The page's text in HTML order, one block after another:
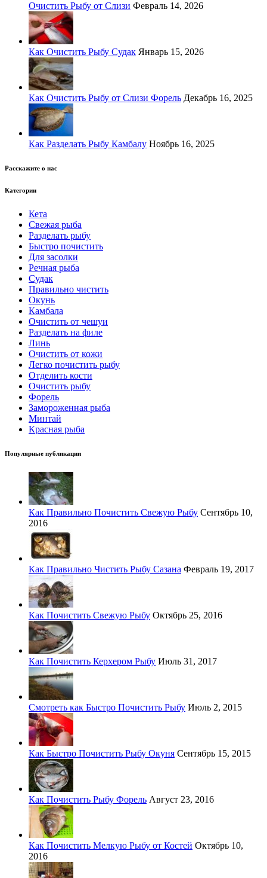
Очистить Рыбу от Слизи Февраль 14, 2026
Как Очистить Рыбу Судак Январь 15, 2026
Как Очистить Рыбу от Слизи Форель Декабрь 16, 2025
Как Разделать Рыбу Камбалу Ноябрь 16, 2025
Расскажите о нас
Категории
Кета
Свежая рыба
Разделать рыбу
Быстро почистить
Для засолки
Речная рыба
Судак
Правильно чистить
Окунь
Камбала
Очистить от чешуи
Разделать на филе
Линь
Очистить от кожи
Легко почистить рыбу
Отделить кости
Очистить рыбу
Форель
Замороженная рыба
Минтай
Красная рыба
Популярные публикации
Как Правильно Почистить Свежую Рыбу Сентябрь 10,
2016
Как Правильно Чистить Рыбу Сазана Февраль 19, 2017
Как Почистить Свежую Рыбу Октябрь 25, 2016
Как Почистить Керхером Рыбу Июль 31, 2017
Смотреть как Быстро Почистить Рыбу Июль 2, 2015
Как Быстро Почистить Рыбу Окуня Сентябрь 15, 2015
Как Почистить Рыбу Форель Август 23, 2016
Как Почистить Мелкую Рыбу от Костей Октябрь 10,
2016